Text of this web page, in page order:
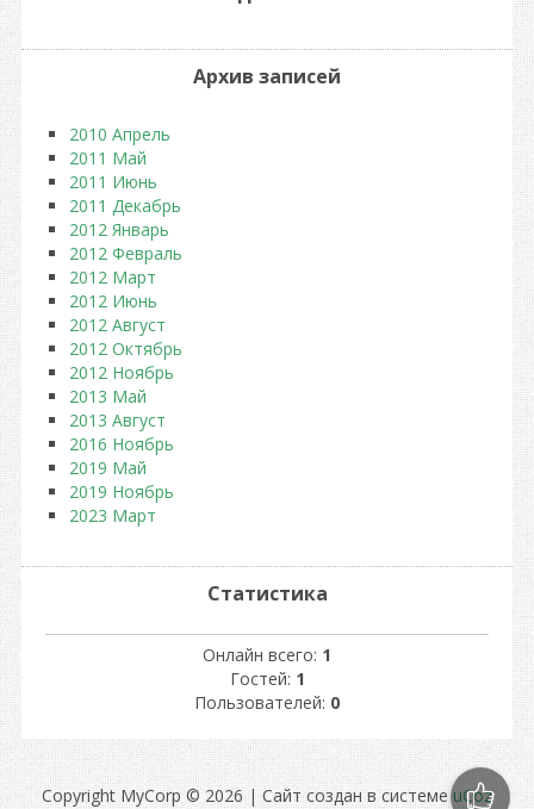
Архив записей
2010 Апрель
2011 Май
2011 Июнь
2011 Декабрь
2012 Январь
2012 Февраль
2012 Март
2012 Июнь
2012 Август
2012 Октябрь
2012 Ноябрь
2013 Май
2013 Август
2016 Ноябрь
2019 Май
2019 Ноябрь
2023 Март
Статистика
Онлайн всего: 1
Гостей: 1
Пользователей: 0
Copyright MyCorp © 2026|Сайт создан в системеuCoz